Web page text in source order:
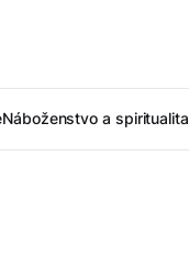
Náboženstvo a spiritualita